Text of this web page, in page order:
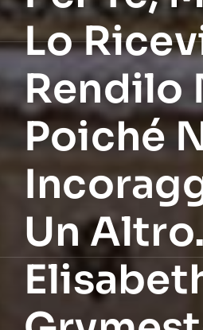
Lo
Rendilo
Poiché
Un Altro.